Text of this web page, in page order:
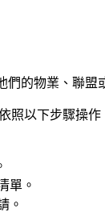
們的物業、聯
照以下步驟操作
單。
。